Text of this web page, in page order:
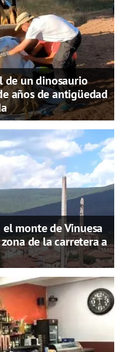
de un dinosaurio
años de antigüedad
monte de Vinuesa
de la carretera a